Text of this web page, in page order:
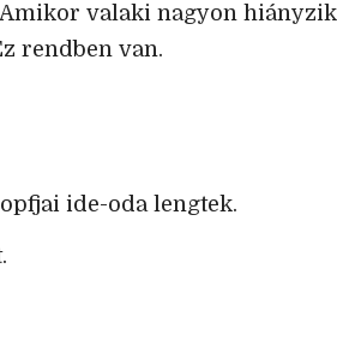
valaki nagyon
rendben van.
ide-oda lengtek.